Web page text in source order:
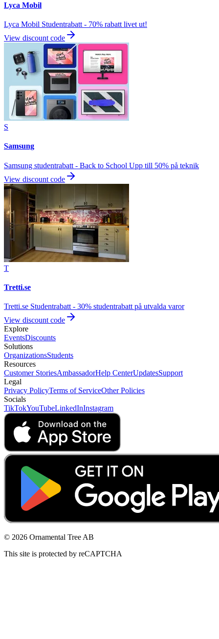
Lyca Mobil
Lyca Mobil Studentrabatt - 70% rabatt livet ut!
View discount code
S
Samsung
Samsung studentrabatt - Back to School Upp till 50% på teknik
View discount code
T
Tretti.se
Tretti.se Studentrabatt - 30% studentrabatt på utvalda varor
View discount code
Explore
EventsDiscounts
Solutions
OrganizationsStudents
Resources
Customer StoriesAmbassadorHelp CenterUpdatesSupport
Legal
Privacy PolicyTerms of ServiceOther Policies
Socials
TikTokYouTubeLinkedInInstagram
© 2026 Ornamental Tree AB
This site is protected by reCAPTCHA